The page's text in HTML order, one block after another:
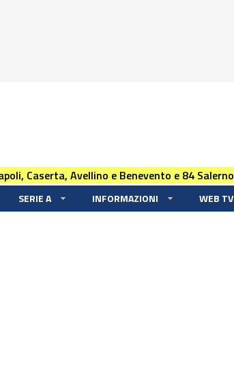
Caserta, Avellino e Benevento e 84 Salerno
SERIE A INFORMAZIONI WEB TV